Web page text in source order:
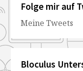
Folge mir auf
Meine Tweets
Bloculus